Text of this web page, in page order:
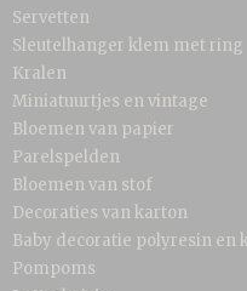
Servetten
Sleutelhanger klem met ring
Kralen
Miniatuurtjes en vintage
Bloemen van papier
Parelspelden
Bloemen van stof
Decoraties van karton
Baby decoratie polyresin en
Pompoms